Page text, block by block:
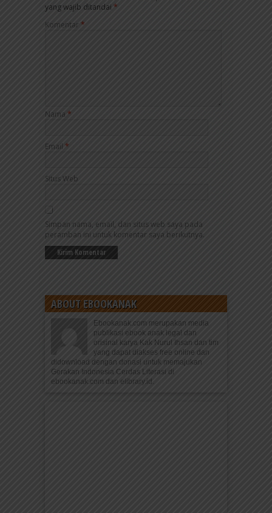
yang wajib ditandai *
Komentar *
Nama *
Email *
Situs Web
Simpan nama, email, dan situs web saya pada
peramban ini untuk komentar saya berikutnya.
ABOUT EBOOKANAK
Ebookanak.com merupakan media
publikasi ebook anak legal dan
orisinal karya Kak Nurul Ihsan dan tim
yang dapat diakses free online dan
didownload dengan donasi untuk memajukan
Gerakan Indonesia Cerdas Literasi di
ebookanak.com dan elibrary.id.